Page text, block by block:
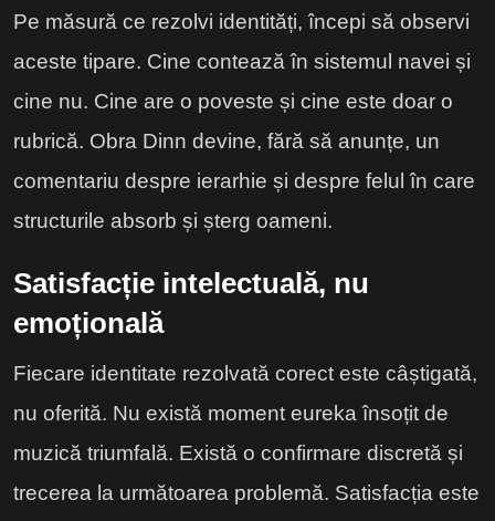
Pe măsură ce rezolvi identități, începi să observi
aceste tipare. Cine contează în sistemul navei și
cine nu. Cine are o poveste și cine este doar o
rubrică. Obra Dinn devine, fără să anunțe, un
comentariu despre ierarhie și despre felul în care
structurile absorb și șterg oameni.
Satisfacție intelectuală, nu
emoțională
Fiecare identitate rezolvată corect este câștigată,
nu oferită. Nu există moment eureka însoțit de
muzică triumfală. Există o confirmare discretă și
trecerea la următoarea problemă. Satisfacția este